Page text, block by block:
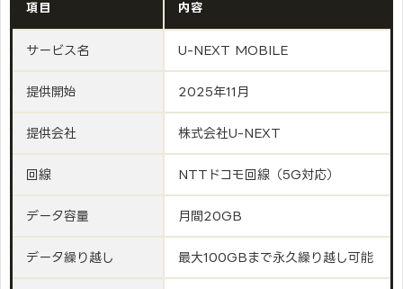
項目 内容
サービス名 U-NEXT MOBILE
提供開始 2025年11月
提供会社 株式会社U-NEXT
回線 NTTドコモ回線（5G対応）
データ容量 月間20GB
データ繰り越し 最大100GBまで永久繰り越し可能